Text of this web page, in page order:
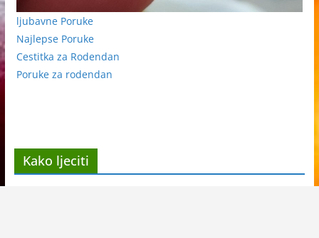
ljubavne Poruke
Najlepse Poruke
Cestitka za Rodendan
Poruke za rodendan
Kako ljeciti